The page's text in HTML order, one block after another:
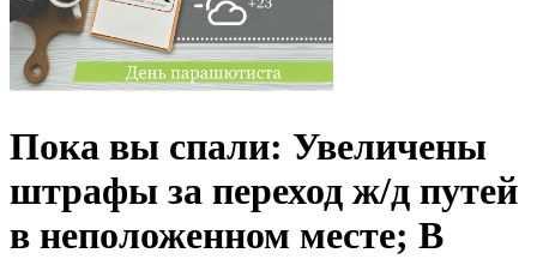
Пока вы спали: Увеличены
штрафы за переход ж/д путей
в неположенном месте; В